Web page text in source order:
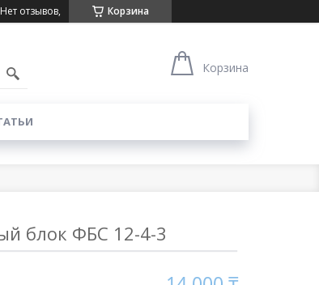
Корзина
Нет отзывов,
Корзина
блок ФБС 12-4-3